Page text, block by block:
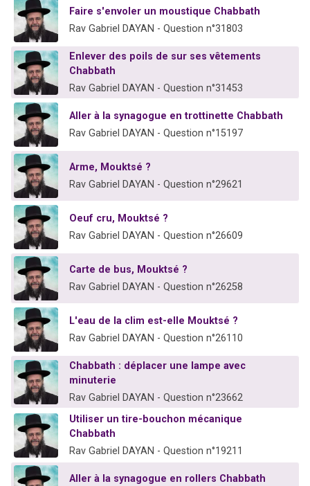
Faire s'envoler un moustique Chabbath
Rav Gabriel DAYAN - Question n°31803
Enlever des poils de sur ses vêtements
Chabbath
Rav Gabriel DAYAN - Question n°31453
Aller à la synagogue en trottinette Chabbath
Rav Gabriel DAYAN - Question n°15197
Arme, Mouktsé ?
Rav Gabriel DAYAN - Question n°29621
Oeuf cru, Mouktsé ?
Rav Gabriel DAYAN - Question n°26609
Carte de bus, Mouktsé ?
Rav Gabriel DAYAN - Question n°26258
L'eau de la clim est-elle Mouktsé ?
Rav Gabriel DAYAN - Question n°26110
Chabbath : déplacer une lampe avec
minuterie
Rav Gabriel DAYAN - Question n°23662
Utiliser un tire-bouchon mécanique
Chabbath
Rav Gabriel DAYAN - Question n°19211
Aller à la synagogue en rollers Chabbath